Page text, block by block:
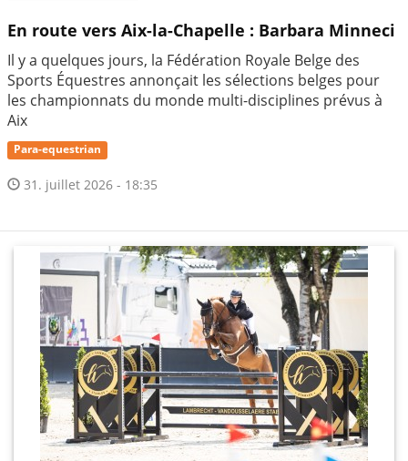
En route vers Aix-la-Chapelle : Barbara Minneci
Il y a quelques jours, la Fédération Royale Belge des
Sports Équestres annonçait les sélections belges pour
les championnats du monde multi-disciplines prévus à
Aix
Para-equestrian
31. juillet 2026 - 18:35